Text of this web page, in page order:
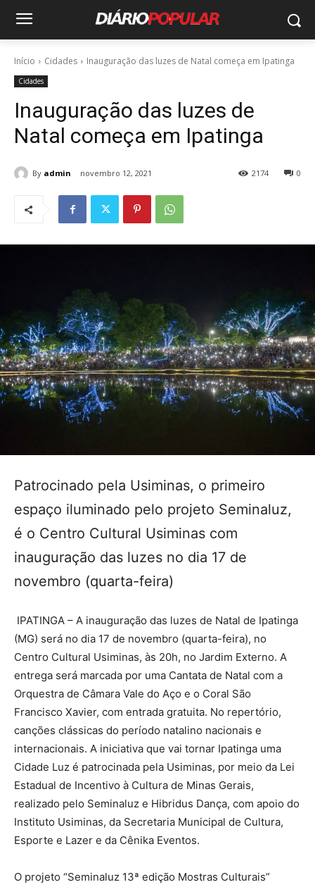
Início Cidades Inauguração das luzes de Natal começa em Ipatinga
Cidades
Inauguração das luzes de
Natal começa em Ipatinga
By admin novembro 12, 2021 0
2174
Patrocinado pela Usiminas, o primeiro
espaço iluminado pelo projeto Seminaluz,
é o Centro Cultural Usiminas com
inauguração das luzes no dia 17 de
novembro (quarta-feira)
IPATINGA – A inauguração das luzes de Natal de Ipatinga
(MG) será no dia 17 de novembro (quarta-feira), no
Centro Cultural Usiminas, às 20h, no Jardim Externo. A
entrega será marcada por uma Cantata de Natal com a
Orquestra de Câmara Vale do Aço e o Coral São
Francisco Xavier, com entrada gratuita. No repertório,
canções clássicas do período natalino nacionais e
internacionais. A iniciativa que vai tornar Ipatinga uma
Cidade Luz é patrocinada pela Usiminas, por meio da Lei
Estadual de Incentivo à Cultura de Minas Gerais,
realizado pelo Seminaluz e Hibridus Dança, com apoio do
Instituto Usiminas, da Secretaria Municipal de Cultura,
Esporte e Lazer e da Cênika Eventos.
O projeto “Seminaluz 13ª edição Mostras Culturais”